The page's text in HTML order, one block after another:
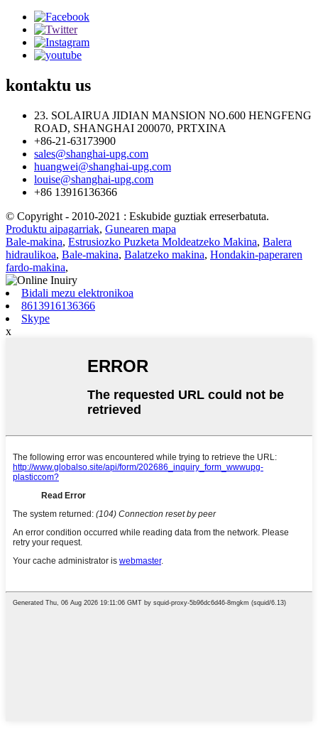
kontaktu us
23. SOLAIRUA JIDIAN MANSION NO.600 HENGFENG
ROAD, SHANGHAI 200070, PRTXINA
+86-21-63173900
sales@shanghai-upg.com
huangwei@shanghai-upg.com
louise@shanghai-upg.com
+86 13916136366
© Copyright - 2010-2021 : Eskubide guztiak erreserbatuta.
Produktu aipagarriak, Gunearen mapa
Bale-makina, Estrusiozko Puzketa Moldeatzeko Makina, Balera
hidraulikoa, Bale-makina, Balatzeko makina, Hondakin-paperaren
fardo-makina,
Bidali mezu elektronikoa
8613916136366
Skype
x